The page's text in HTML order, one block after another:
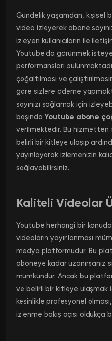
Gündelik yaşamdan, kişisel
video izleyerek abone
izleyen kullanıcıların ile
Youtube'da görünmek
performansları
çoğaltılması ve
göre sizlere ödeme
sayınızı sağlamak için
başında Youtube abone
verilmektedir. Bu hizmetten
belirli bir kitleye ulaşıp
yayınlayarak izlemenizin
sağlayabilirsiniz.
Kaliteli Videolar
Youtube herhangi bir
videoların yayınlanması
medya platformudur. Bu
aboneye kadar uzanırsanız
mümkündür. Ancak bu
ve belirli bir kitleye ulaşmak
kesinlikle profesyonel
izlenme bakış açısı oldukça